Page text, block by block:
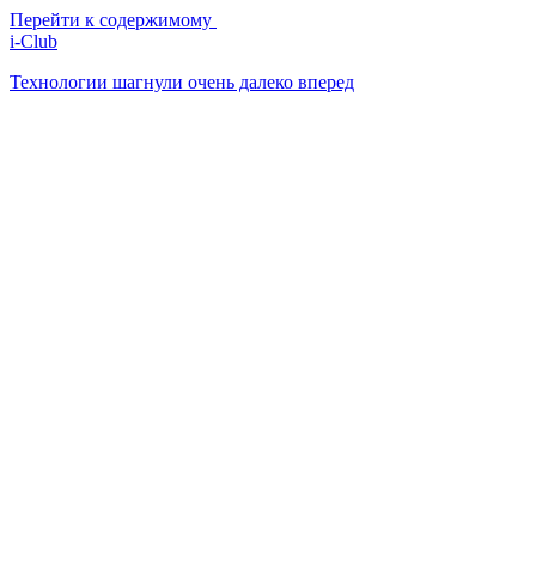
Перейти к содержимому
i-Club
Технологии шагнули очень далеко вперед